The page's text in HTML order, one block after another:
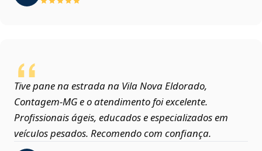
Tive pane na estrada na Vila Nova Eldorado,
Contagem‑MG e o atendimento foi excelente.
Profissionais ágeis, educados e especializados em
veículos pesados. Recomendo com confiança.